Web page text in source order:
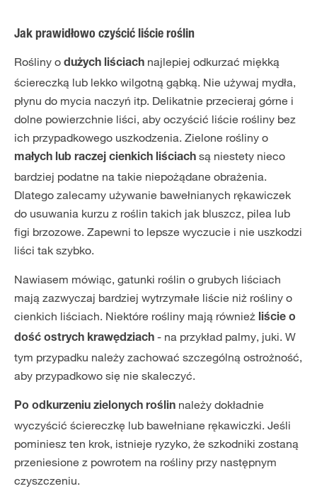
Jak prawidłowo czyścić liście roślin
Rośliny o dużych liściach najlepiej odkurzać miękką
ściereczką lub lekko wilgotną gąbką. Nie używaj mydła,
płynu do mycia naczyń itp. Delikatnie przecieraj górne i
dolne powierzchnie liści, aby oczyścić liście rośliny bez
ich przypadkowego uszkodzenia. Zielone rośliny o
małych lub raczej cienkich liściach są niestety nieco
bardziej podatne na takie niepożądane obrażenia.
Dlatego zalecamy używanie bawełnianych rękawiczek
do usuwania kurzu z roślin takich jak bluszcz, pilea lub
figi brzozowe. Zapewni to lepsze wyczucie i nie uszkodzi
liści tak szybko.
Nawiasem mówiąc, gatunki roślin o grubych liściach
mają zazwyczaj bardziej wytrzymałe liście niż rośliny o
cienkich liściach. Niektóre rośliny mają również liście o
dość ostrych krawędziach - na przykład palmy, juki. W
tym przypadku należy zachować szczególną ostrożność,
aby przypadkowo się nie skaleczyć.
Po odkurzeniu zielonych roślin należy dokładnie
wyczyścić ściereczkę lub bawełniane rękawiczki. Jeśli
pominiesz ten krok, istnieje ryzyko, że szkodniki zostaną
przeniesione z powrotem na rośliny przy następnym
czyszczeniu.